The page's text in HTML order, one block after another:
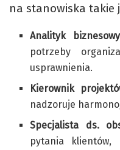
na stanowiska takie
Analityk
potrzeby
usprawnienia.
Kierownik
nadzoruje
Specjalista ds.
pytania